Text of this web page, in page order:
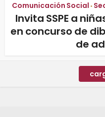
Comunicación Social •
Invita SSPE a
en concurso de
de